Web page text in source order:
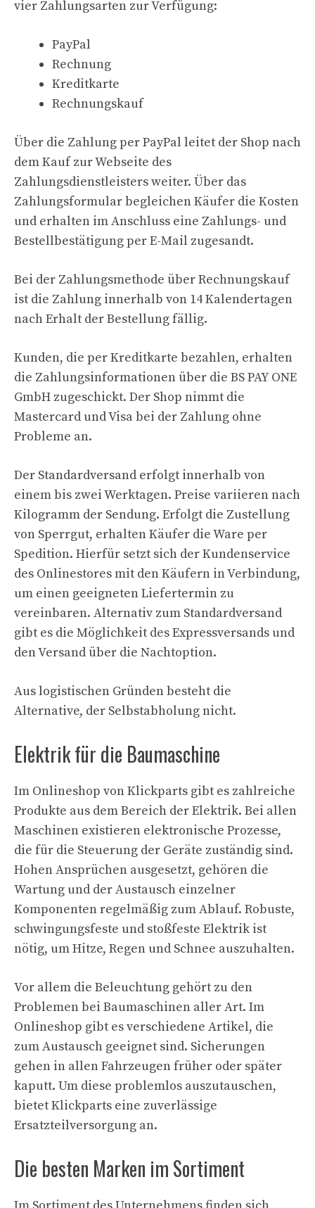
vier Zahlungsarten zur Verfügung:
PayPal
Rechnung
Kreditkarte
Rechnungskauf
Über die Zahlung per PayPal leitet der Shop nach
dem Kauf zur Webseite des
Zahlungsdienstleisters weiter. Über das
Zahlungsformular begleichen Käufer die Kosten
und erhalten im Anschluss eine Zahlungs- und
Bestellbestätigung per E-Mail zugesandt.
Bei der Zahlungsmethode über Rechnungskauf
ist die Zahlung innerhalb von 14 Kalendertagen
nach Erhalt der Bestellung fällig.
Kunden, die per Kreditkarte bezahlen, erhalten
die Zahlungsinformationen über die BS PAY ONE
GmbH zugeschickt. Der Shop nimmt die
Mastercard und Visa bei der Zahlung ohne
Probleme an.
Der Standardversand erfolgt innerhalb von
einem bis zwei Werktagen. Preise variieren nach
Kilogramm der Sendung. Erfolgt die Zustellung
von Sperrgut, erhalten Käufer die Ware per
Spedition. Hierfür setzt sich der Kundenservice
des Onlinestores mit den Käufern in Verbindung,
um einen geeigneten Liefertermin zu
vereinbaren. Alternativ zum Standardversand
gibt es die Möglichkeit des Expressversands und
den Versand über die Nachtoption.
Aus logistischen Gründen besteht die
Alternative, der Selbstabholung nicht.
Elektrik für die Baumaschine
Im Onlineshop von Klickparts gibt es zahlreiche
Produkte aus dem Bereich der Elektrik. Bei allen
Maschinen existieren elektronische Prozesse,
die für die Steuerung der Geräte zuständig sind.
Hohen Ansprüchen ausgesetzt, gehören die
Wartung und der Austausch einzelner
Komponenten regelmäßig zum Ablauf. Robuste,
schwingungsfeste und stoßfeste Elektrik ist
nötig, um Hitze, Regen und Schnee auszuhalten.
Vor allem die Beleuchtung gehört zu den
Problemen bei Baumaschinen aller Art. Im
Onlineshop gibt es verschiedene Artikel, die
zum Austausch geeignet sind. Sicherungen
gehen in allen Fahrzeugen früher oder später
kaputt. Um diese problemlos auszutauschen,
bietet Klickparts eine zuverlässige
Ersatzteilversorgung an.
Die besten Marken im Sortiment